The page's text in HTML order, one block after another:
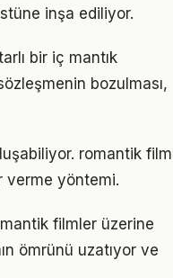
inşa ediliyor.
bir iç mantık
bozulması,
romantik
verme yöntemi.
filmler üzerine
ömrünü uzatıyor ve